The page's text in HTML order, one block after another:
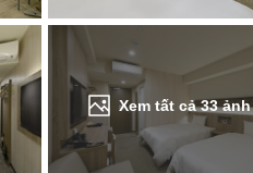
Xem tất cả33ảnh